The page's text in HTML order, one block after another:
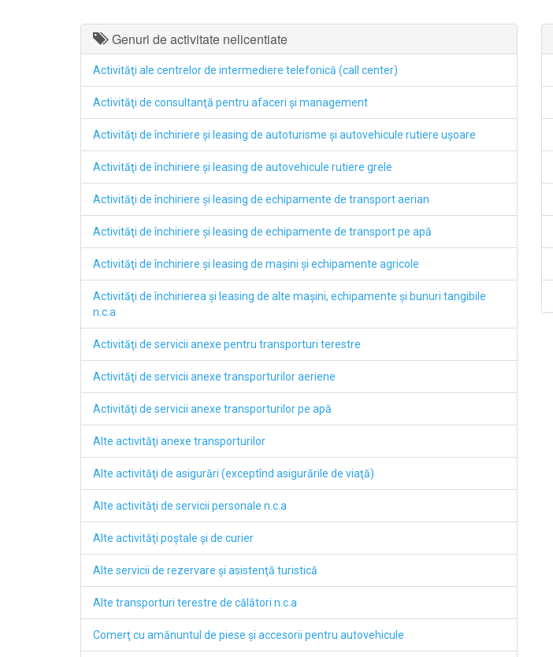
Genuri de activitate nelicentiate
Activităţi ale centrelor de intermediere telefonică (call center)
Activităţi de consultanţă pentru afaceri şi management
Activităţi de închiriere şi leasing de autoturisme şi autovehicule rutiere uşoare
Activităţi de închiriere şi leasing de autovehicule rutiere grele
Activităţi de închiriere şi leasing de echipamente de transport aerian
Activităţi de închiriere şi leasing de echipamente de transport pe apă
Activităţi de închiriere şi leasing de maşini şi echipamente agricole
Activităţi de închirierea şi leasing de alte maşini, echipamente şi bunuri tangibile
n.c.a
Activităţi de servicii anexe pentru transporturi terestre
Activităţi de servicii anexe transporturilor aeriene
Activităţi de servicii anexe transporturilor pe apă
Alte activităţi anexe transporturilor
Alte activităţi de asigurări (exceptînd asigurările de viaţă)
Alte activităţi de servicii personale n.c.a
Alte activităţi poştale şi de curier
Alte servicii de rezervare şi asistenţă turistică
Alte transporturi terestre de călători n.c.a
Comerţ cu amănuntul de piese şi accesorii pentru autovehicule